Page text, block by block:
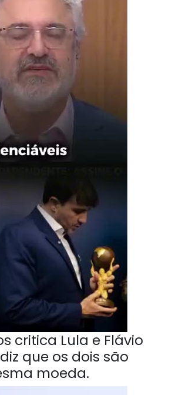
critica Lula e Flávio
que os dois são
moeda.